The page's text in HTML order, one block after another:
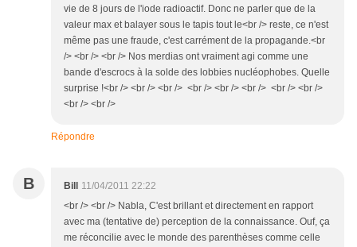
vie de 8 jours de l'iode radioactif. Donc ne parler que de la
valeur max et balayer sous le tapis tout le<br /> reste, ce n'est
même pas une fraude, c'est carrément de la propagande.<br
/> <br /> <br /> Nos merdias ont vraiment agi comme une
bande d'escrocs à la solde des lobbies nucléophobes. Quelle
surprise !<br /> <br /> <br /> <br /> <br /> <br /> <br /> <br />
<br /> <br />
Répondre
B Bill
11/04/2011 22:22
<br /> <br /> Nabla, C'est brillant et directement en rapport
avec ma (tentative de) perception de la connaissance. Ouf, ça
me réconcilie avec le monde des parenthèses comme celle